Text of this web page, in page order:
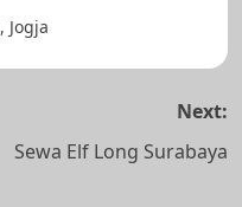
, Jogja
Next:
Sewa Elf Long Surabaya